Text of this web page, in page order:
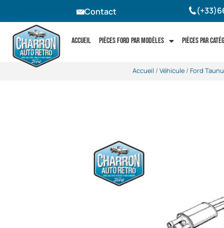
Contact
Accueil Pièces Ford par modèles Pièces par
Accueil / Véhicule/ Ford